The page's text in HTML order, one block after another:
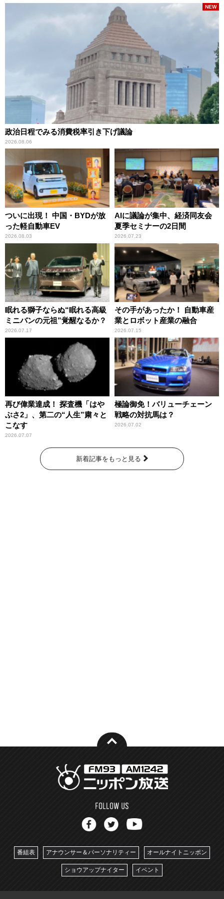
政治日程でみる消費税率引き下げ議論
2026.08.06
NEW
ついに出現！ 中国・BYDが放
った軽自動車EV
2026.08.03
AIに議論が集中、経済同友会
夏季セミナーの2日間
2026.07.23
眠れる獅子ならぬ“眠れる高級
ミニバンの元祖”覚醒なるか？
2026.07.17
その手があったか！ 自動車産
業とロボット産業の融合
2026.07.15
再び偉業達成！ 探査機「はや
ぶさ2」、第二の“人生”粛々と
こなす
2026.07.07
極論御免！バリューチェーン
戦略の対抗馬は？
2026.07.02
新着記事をもっと見る
番組表 アナウンサー＆パーソナリティー オールナイトニッポン
ショウアップナイター イベント